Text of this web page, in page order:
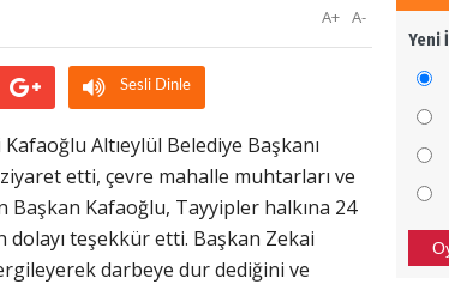
A-
A+
Sesli Dinle
Altıeylül Belediye Başkanı
etti, çevre mahalle muhtarları ve
Başkan Kafaoğlu, Tayyipler halkına 24
teşekkür etti. Başkan Zekai
darbeye dur dediğini ve
Yeni